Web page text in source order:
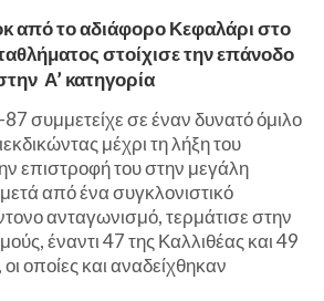
από το αδιάφορο Κεφαλάρι στο
στοίχισε την επάνοδο
Α’ κατηγορία
συμμετείχε σε έναν δυνατό όμιλο
μέχρι τη λήξη του
επιστροφή του στην μεγάλη
από ένα συγκλονιστικό
ανταγωνισμό, τερμάτισε στην
έναντι 47 της Καλλιθέας και 49
οποίες και αναδείχθηκαν